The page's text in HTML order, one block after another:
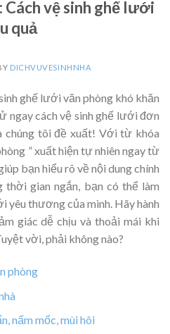
vệ sinh ghế lưới
quả
DICHVUVESINHNHA
ghế lưới văn phòng khó khăn
ngay cách vệ sinh ghế lưới đơn
chúng tôi đề xuất! Với từ khóa
” xuất hiện tự nhiên ngay từ
bạn hiểu rõ về nội dung chính
thời gian ngắn, bạn có thể làm
yêu thương của mình. Hãy hành
giác dễ chịu và thoải mái khi
vời, phải không nào?
phòng
nấm mốc, mùi hôi